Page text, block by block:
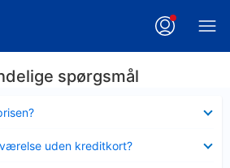
spørgsmål
uden kreditkort?